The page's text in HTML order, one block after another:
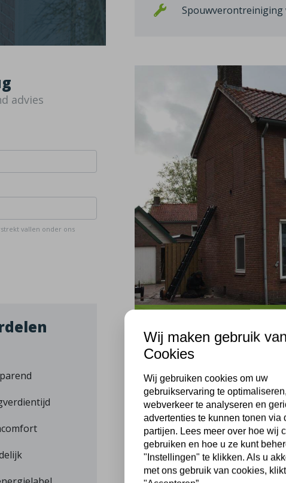
advies
vallen onder ons
Spouwverontreiniging
Wolvega
Bernhardlaan Wolvega
Wolvega, 04-05-2021
Gevelisolatie 2
Wij maken gebruik van
Cookies
Wij gebruiken cookies om uw
gebruikservaring te
webverkeer te analyseren en
advertenties te kunnen tonen via
partijen. Lees meer over hoe wij
gebruiken en hoe u ze kunt
"Instellingen" te klikken. Als u
met ons gebruik van cookies,